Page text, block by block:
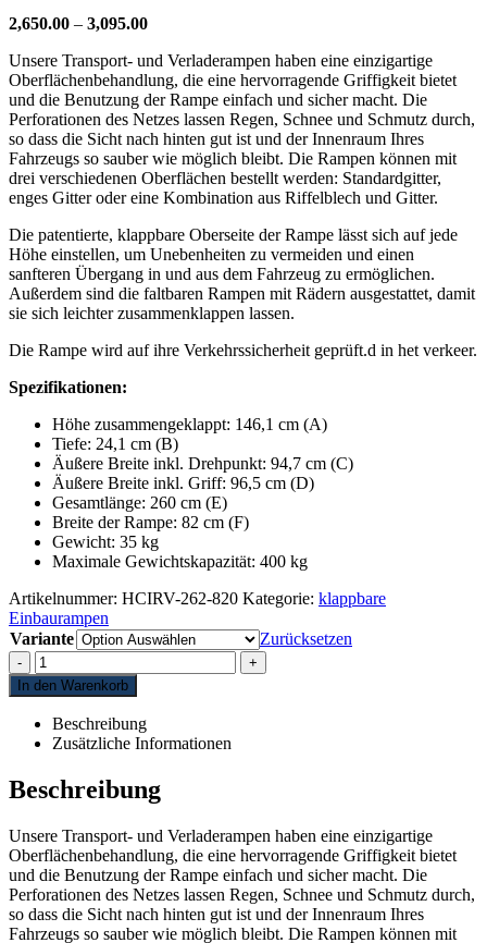
2,650.00 – 3,095.00Preisspanne:
bis
€3,095.00
Unsere Transport- und Verladerampen haben eine einzigartige
Oberflächenbehandlung, die eine hervorragende Griffigkeit bietet
und die Benutzung der Rampe einfach und sicher macht. Die
Perforationen des Netzes lassen Regen, Schnee und Schmutz durch,
so dass die Sicht nach hinten gut ist und der Innenraum Ihres
Fahrzeugs so sauber wie möglich bleibt. Die Rampen können mit
drei verschiedenen Oberflächen bestellt werden: Standardgitter,
enges Gitter oder eine Kombination aus Riffelblech und Gitter.
Die patentierte, klappbare Oberseite der Rampe lässt sich auf jede
Höhe einstellen, um Unebenheiten zu vermeiden und einen
sanfteren Übergang in und aus dem Fahrzeug zu ermöglichen.
Außerdem sind die faltbaren Rampen mit Rädern ausgestattet, damit
sie sich leichter zusammenklappen lassen.
Die Rampe wird auf ihre Verkehrssicherheit geprüft.d in het verkeer.
Spezifikationen:
Höhe zusammengeklappt: 146,1 cm (A)
Tiefe: 24,1 cm (B)
Äußere Breite inkl. Drehpunkt: 94,7 cm (C)
Äußere Breite inkl. Griff: 96,5 cm (D)
Gesamtlänge: 260 cm (E)
Breite der Rampe: 82 cm (F)
Gewicht: 35 kg
Maximale Gewichtskapazität: 400 kg
Artikelnummer: HCIRV-262-820 Kategorie: klappbare
Einbaurampen
Variante
Zurücksetzen
-
+
In den Warenkorb
Beschreibung
Zusätzliche Informationen
Beschreibung
Unsere Transport- und Verladerampen haben eine einzigartige
Oberflächenbehandlung, die eine hervorragende Griffigkeit bietet
und die Benutzung der Rampe einfach und sicher macht. Die
Perforationen des Netzes lassen Regen, Schnee und Schmutz durch,
so dass die Sicht nach hinten gut ist und der Innenraum Ihres
Fahrzeugs so sauber wie möglich bleibt. Die Rampen können mit